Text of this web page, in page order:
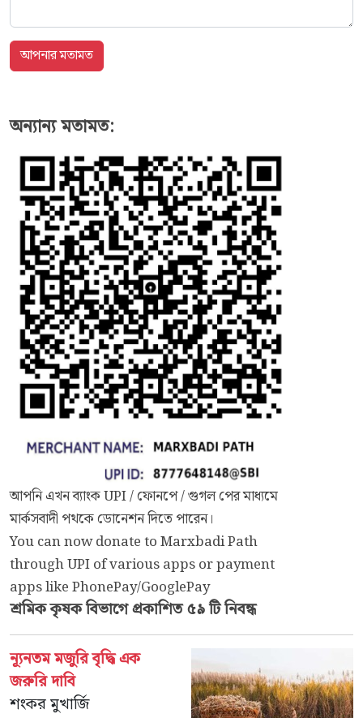
অন্যান্য মতামত:
আপনি এখন ব্যাংক UPI / ফোনপে / গুগল পের মাধ্যমে
মার্কসবাদী পথকে ডোনেশন দিতে পারেন।
You can now donate to Marxbadi Path
through UPI of various apps or payment
apps like PhonePay/GooglePay
শ্রমিক কৃষকবিভাগে প্রকাশিত ৫৯ টি নিবন্ধ
ন্যূনতম মজুরি বৃদ্ধি এক
জরুরি দাবি
শংকর মুখার্জি